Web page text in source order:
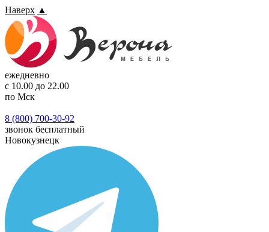
Наверх ▲
ежедневно
с 10.00 до 22.00
по Мск
8 (800) 700-30-92
звонок бесплатный
Новокузнецк